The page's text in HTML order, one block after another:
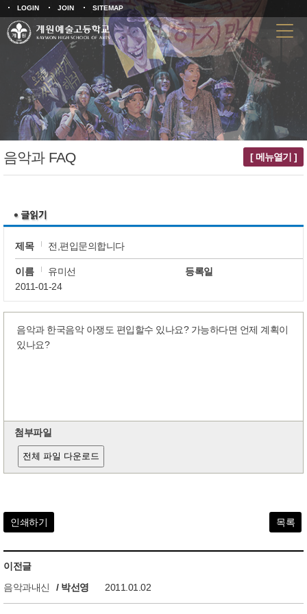
LOGIN JOIN SITEMAP
음악과 FAQ [ 메뉴열기 ]
제목 전,편입문의합니다
이름 유미선
등록일
2011-01-24
음악과 한국음악 아쟁도 편입할수 있나요? 가능하다면 언제 계획이
있나요?
첨부파일
전체 파일 다운로드
인쇄하기 목록
이전글
음악과내신
/ 박선영 2011.01.02